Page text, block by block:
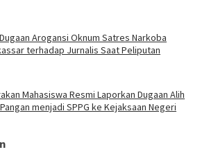
Arogansi Oknum Satres Narkoba
terhadap Jurnalis Saat Peliputan
Mahasiswa Resmi Laporkan Dugaan Alih
menjadi SPPG ke Kejaksaan Negeri